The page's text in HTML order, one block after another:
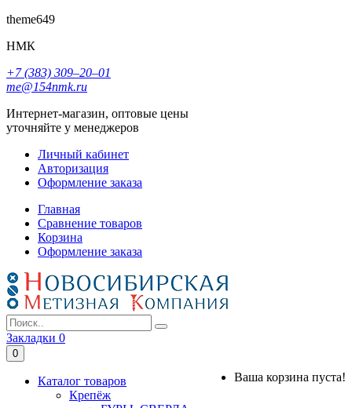
theme649
НМК
+7 (383) 309‒20‒01
me@154nmk.ru
Интернет-магазин, оптовые цены
уточняйте у менеджеров
Личный кабинет
Авторизация
Оформление заказа
Главная
Сравнение товаров
Корзина
Оформление заказа
Закладки 0
0
Ваша корзина пуста!
Каталог товаров
Крепёж